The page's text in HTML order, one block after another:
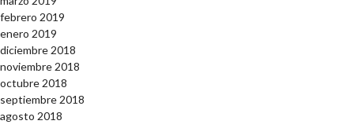
febrero 2019
enero 2019
diciembre 2018
noviembre 2018
octubre 2018
septiembre 2018
agosto 2018